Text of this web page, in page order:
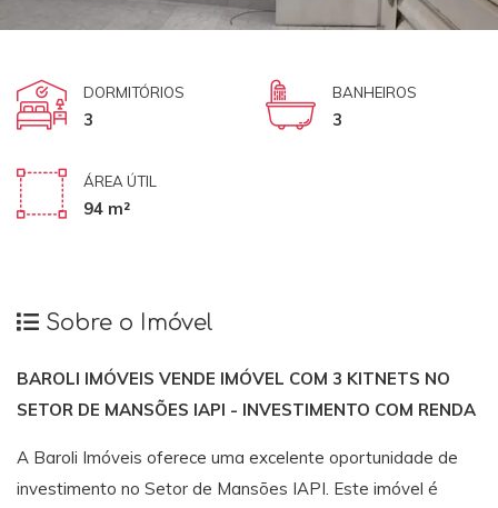
DORMITÓRIOS
3
BANHEIROS
3
ÁREA ÚTIL
94 m²
Sobre o Imóvel
BAROLI IMÓVEIS VENDE IMÓVEL COM 3 KITNETS NO
SETOR DE MANSÕES IAPI - INVESTIMENTO COM RENDA
A Baroli Imóveis oferece uma excelente oportunidade de
investimento no Setor de Mansões IAPI. Este imóvel é